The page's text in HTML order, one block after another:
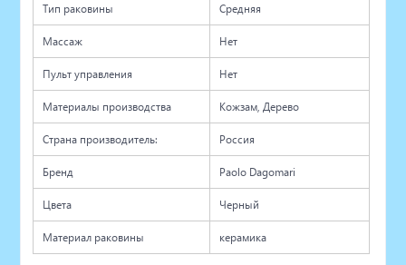
Тип раковины Средняя
Массаж Нет
Пульт управления Нет
Материалы производства Кожзам, Дерево
Страна производитель: Россия
Бренд Paolo Dagomari
Цвета Черный
Материал раковины керамика